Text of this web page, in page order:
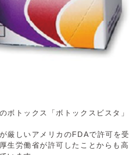
ボトックス「ボトックスビスタ」
厳しいアメリカのFDAで許可を受
生労働省が許可したことからも高